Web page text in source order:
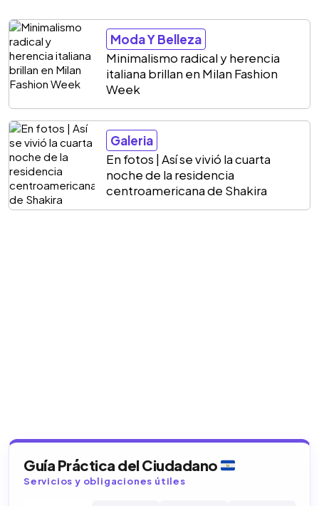
Moda Y Belleza
Minimalismo radical y herencia
italiana brillan en Milan Fashion
Week
Galeria
En fotos | Así se vivió la cuarta
noche de la residencia
centroamericana de Shakira
Guía Práctica del Ciudadano
Servicios y obligaciones útiles